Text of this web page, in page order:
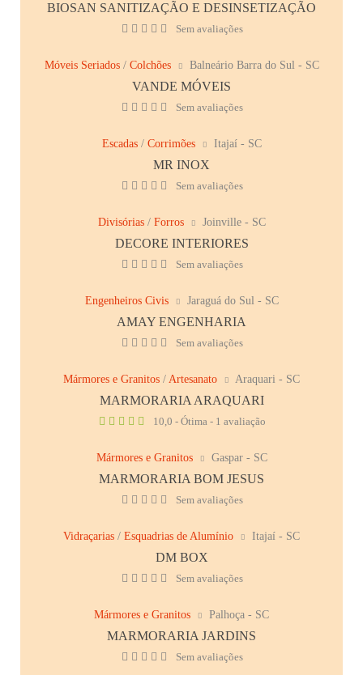
BIOSAN SANITIZAÇÃO E DESINSETIZAÇÃO
Sem avaliações
Móveis Seriados/ Colchões Balneário Barra do Sul - SC
VANDE MÓVEIS
Sem avaliações
Escadas/ Corrimões Itajaí - SC
MR INOX
Sem avaliações
Divisórias/ Forros Joinville - SC
DECORE INTERIORES
Sem avaliações
Engenheiros Civis Jaraguá do Sul - SC
AMAY ENGENHARIA
Sem avaliações
Mármores e Granitos / Artesanato Araquari - SC
MARMORARIA ARAQUARI
10,0 - Ótima - 1 avaliação
Mármores e Granitos Gaspar - SC
MARMORARIA BOM JESUS
Sem avaliações
Vidraçarias / Esquadrias de Alumínio Itajaí - SC
DM BOX
Sem avaliações
Mármores e Granitos Palhoça - SC
MARMORARIA JARDINS
Sem avaliações